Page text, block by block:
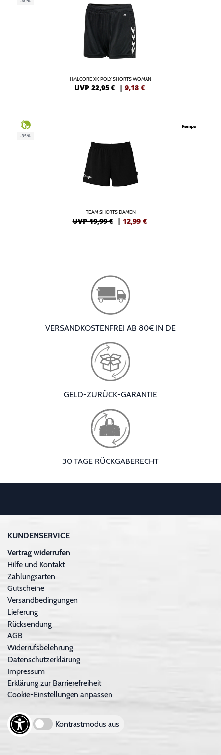
HMLCORE XK POLY SHORTS WOMAN
UVP 22,95 € | 9,18 €
-35%
TEAM SHORTS DAMEN
UVP 19,99 € | 12,99 €
VERSANDKOSTENFREI AB 80€ IN DE
GELD-ZURÜCK-GARANTIE
30 TAGE RÜCKGABERECHT
KUNDENSERVICE
Vertrag widerrufen
Hilfe und Kontakt
Zahlungsarten
Gutscheine
Versandbedingungen
Lieferung
Rücksendung
AGB
Widerrufsbelehrung
Datenschutzerklärung
Impressum
Erklärung zur Barrierefreiheit
Cookie-Einstellungen anpassen
Kontrastmodus aus